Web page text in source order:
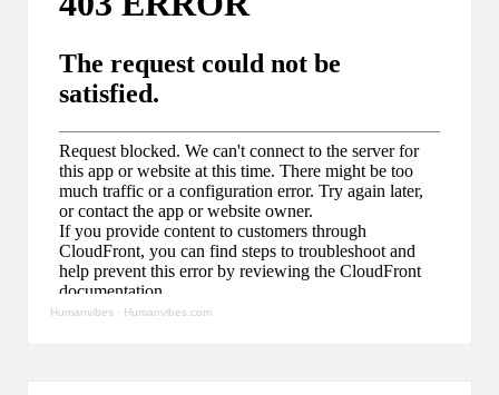
Humanvibes · Humanvibes.com